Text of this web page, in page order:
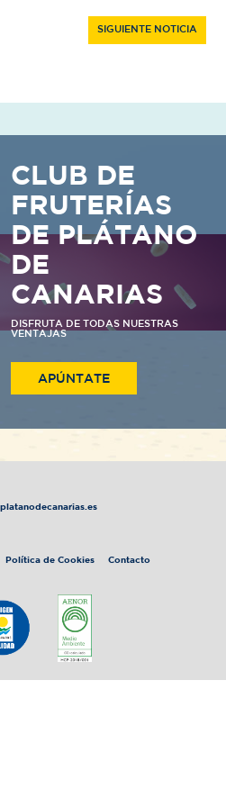
SIGUIENTE NOTICIA
CLUB DE
FRUTERÍAS
DE PLÁTANO
DE
CANARIAS
DISFRUTA DE TODAS NUESTRAS
VENTAJAS
APÚNTATE
Política de Cookies Contacto